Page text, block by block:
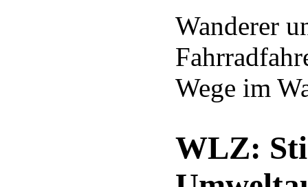
Wanderer
Wege im
WLZ: